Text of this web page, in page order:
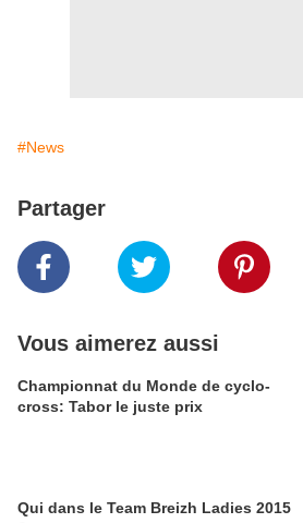
#News
Partager
Vous aimerez aussi
Championnat du Monde de cyclo-
cross: Tabor le juste prix
Qui dans le Team Breizh Ladies 2015